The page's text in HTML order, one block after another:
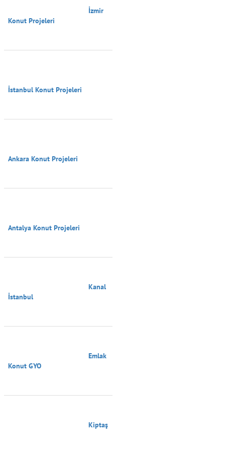
Konut Projeleri
İstanbul Konut Projeleri
Ankara Konut Projeleri
Antalya Konut Projeleri
İstanbul
Konut GYO